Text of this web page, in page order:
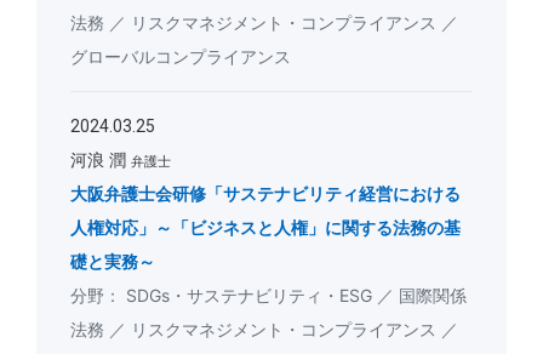
法務
リスクマネジメント・コンプライアンス
グローバルコンプライアンス
2024.03.25
河浪 潤 弁護士
大阪弁護士会研修「サステナビリティ経営における
人権対応」～「ビジネスと人権」に関する法務の基
礎と実務～
SDGs・サステナビリティ・ESG
国際関係
法務
リスクマネジメント・コンプライアンス